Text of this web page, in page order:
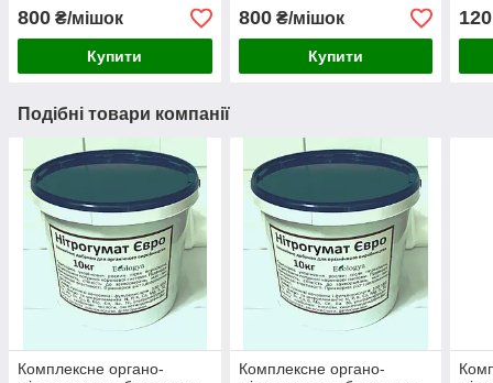
800 ₴/мішок
Купити
800₴/мішок
Купити
Подібні товари компанії
Комплексне органо-
Комплексне органо-